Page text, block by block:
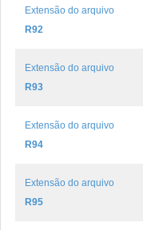
Extensão do arquivo
R92
Extensão do arquivo
R93
Extensão do arquivo
R94
Extensão do arquivo
R95